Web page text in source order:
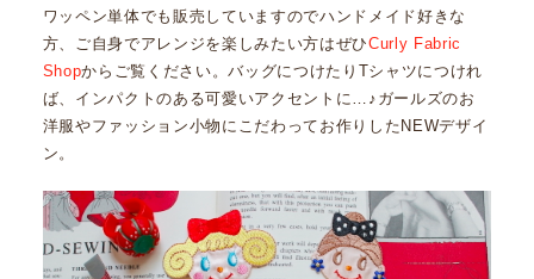
ワッペン単体でも販売していますのでハンドメイド好きな
方、ご自身でアレンジを楽しみたい方はぜひCurly Fabric
Shopからご覧ください。バッグにつけたりTシャツにつけれ
ば、インパクトのある可愛いアクセントに…♪ガールズのお
洋服やファッション小物にこだわってお作りしたNEWデザイ
ン。